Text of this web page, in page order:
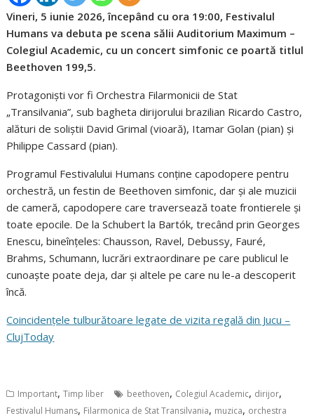
Vineri, 5 iunie 2026, începând cu ora 19:00, Festivalul
Humans va debuta pe scena sălii Auditorium Maximum –
Colegiul Academic, cu un concert simfonic ce poartă titlul
Beethoven 199,5.
Protagoniști vor fi Orchestra Filarmonicii de Stat
„Transilvania”, sub bagheta dirijorului brazilian Ricardo Castro,
alături de soliștii David Grimal (vioară), Itamar Golan (pian) și
Philippe Cassard (pian).
Programul Festivalului Humans conține capodopere pentru
orchestră, un festin de Beethoven simfonic, dar și ale muzicii
de cameră, capodopere care traversează toate frontierele și
toate epocile. De la Schubert la Bartók, trecând prin Georges
Enescu, bineînțeles: Chausson, Ravel, Debussy, Fauré,
Brahms, Schumann, lucrări extraordinare pe care publicul le
cunoaște poate deja, dar și altele pe care nu le-a descoperit
încă.
Coincidențele tulburătoare legate de vizita regală din Jucu –
ClujToday
Important,Timp liber beethoven, Colegiul Academic, dirijor,
Festivalul Humans, Filarmonica de Stat Transilvania, muzica, orchestra